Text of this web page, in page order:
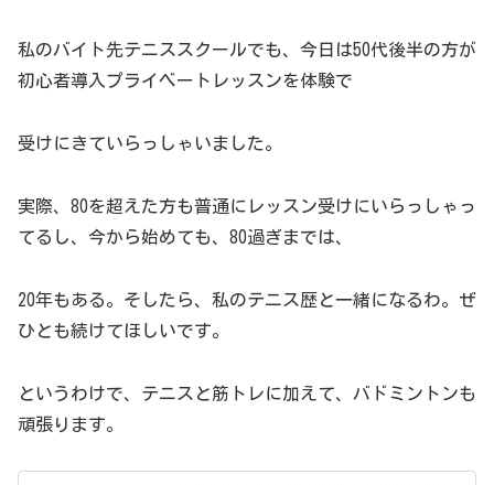
私のバイト先テニススクールでも、今日は50代後半の方が
初心者導入プライベートレッスンを体験で
受けにきていらっしゃいました。
実際、80を超えた方も普通にレッスン受けにいらっしゃっ
てるし、今から始めても、80過ぎまでは、
20年もある。そしたら、私のテニス歴と一緒になるわ。ぜ
ひとも続けてほしいです。
というわけで、テニスと筋トレに加えて、バドミントンも
頑張ります。